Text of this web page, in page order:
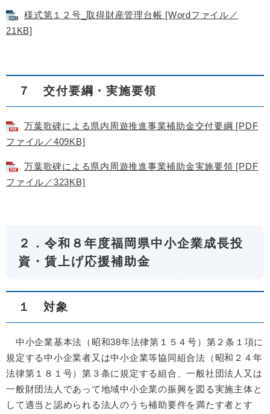
様式第１２号_取得財産管理台帳 [Wordファイル／
21KB]
７ 交付要綱・実施要領
万葉歌碑による県内周遊推進事業補助金交付要綱 [PDF
ファイル／409KB]
万葉歌碑による県内周遊推進事業補助金実施要領 [PDF
ファイル／323KB]
２．令和８年度福岡県中小企業成長投
資・賃上げ応援補助金
１ 対象
中小企業基本法（昭和38年法律第１５４号）第２条１項に
規定する中小企業者又は中小企業等協同組合法（昭和２４年
法律第１８１号）第３条に規定する組合、一般社団法人又は
一般財団法人であって地域中小企業の振興を図る実施主体と
して適当と認められる法人のうち補助要件を満たす者とす